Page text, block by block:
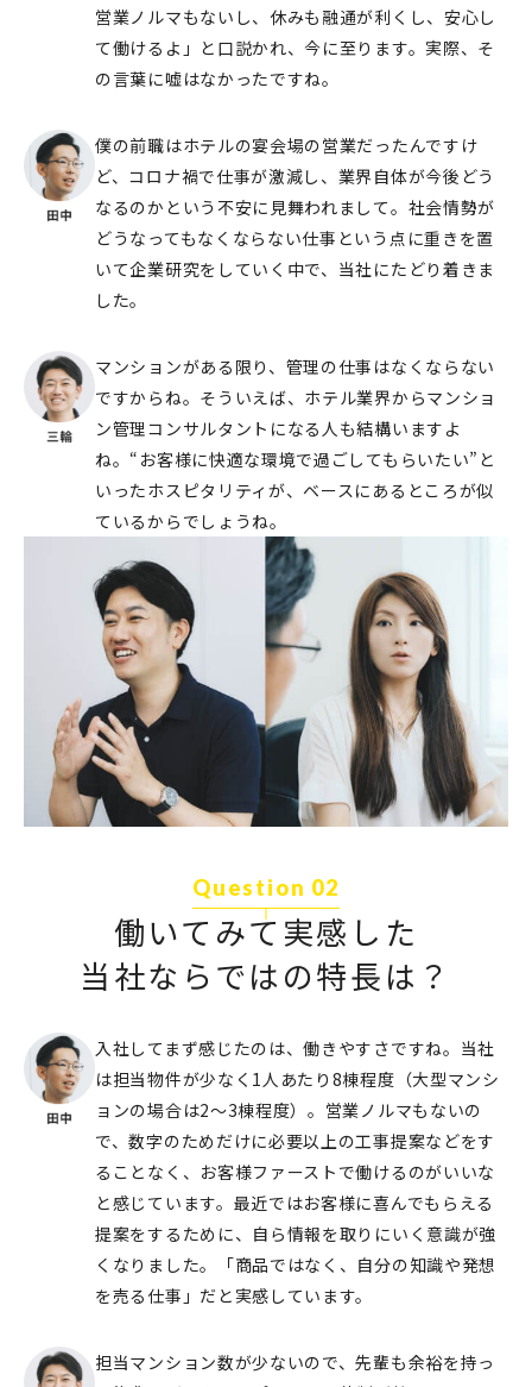
営業ノルマもないし、休みも融通が利くし、安心し
て働けるよ」と口説かれ、今に至ります。実際、そ
の言葉に嘘はなかったですね。
僕の前職はホテルの宴会場の営業だったんですけ
ど、コロナ禍で仕事が激減し、業界自体が今後どう
なるのかという不安に見舞われまして。社会情勢が
どうなってもなくならない仕事という点に重きを置
いて企業研究をしていく中で、当社にたどり着きま
した。
マンションがある限り、管理の仕事はなくならない
ですからね。そういえば、ホテル業界からマンショ
ン管理コンサルタントになる人も結構いますよ
ね。“お客様に快適な環境で過ごしてもらいたい”と
いったホスピタリティが、ベースにあるところが似
ているからでしょうね。
Question 02
働いてみて実感した
当社ならではの特長は？
入社してまず感じたのは、働きやすさですね。当社
は担当物件が少なく1人あたり8棟程度（大型マンシ
ョンの場合は2～3棟程度）。営業ノルマもないの
で、数字のためだけに必要以上の工事提案などをす
ることなく、お客様ファーストで働けるのがいいな
と感じています。最近ではお客様に喜んでもらえる
提案をするために、⾃ら情報を取りにいく意識が強
くなりました。「商品ではなく、自分の知識や発想
を売る仕事」だと実感しています。
担当マンション数が少ないので、先輩も余裕を持っ